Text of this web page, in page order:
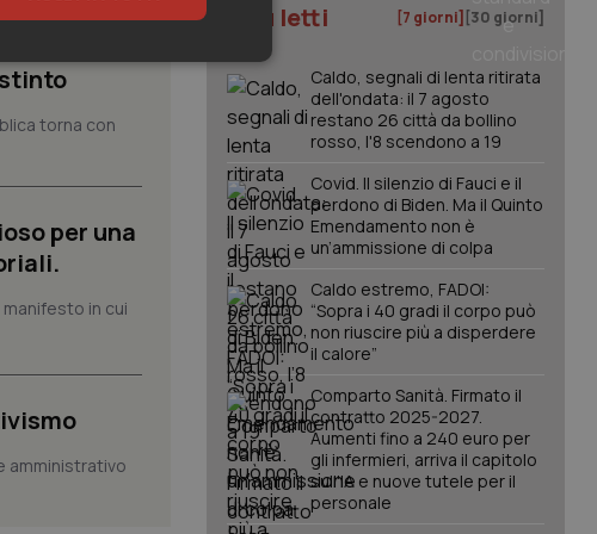
torna con
per una
in cui
amministrativo
I più letti [7 giorni] [30 giorni]
Caldo, segnali di lenta ritirata
dell'ondata: il 7 agosto
restano 26 città da bollino
rosso, l'8 scendono a 19
Covid. Il silenzio di Fauci e il
perdono di Biden. Ma il Quinto
Emendamento non è
un’ammissione di colpa
Caldo estremo, FADOI:
“Sopra i 40 gradi il corpo può
non riuscire più a disperdere
il calore”
Comparto Sanità. Firmato il
contratto 2025-2027.
Aumenti fino a 240 euro per
gli infermieri, arriva il capitolo
sull'IA e nuove tutele per il
personale
Marketing
la navigazione sulle pagine
politiche e
garantendo che le loro
dal servizio Cookie-